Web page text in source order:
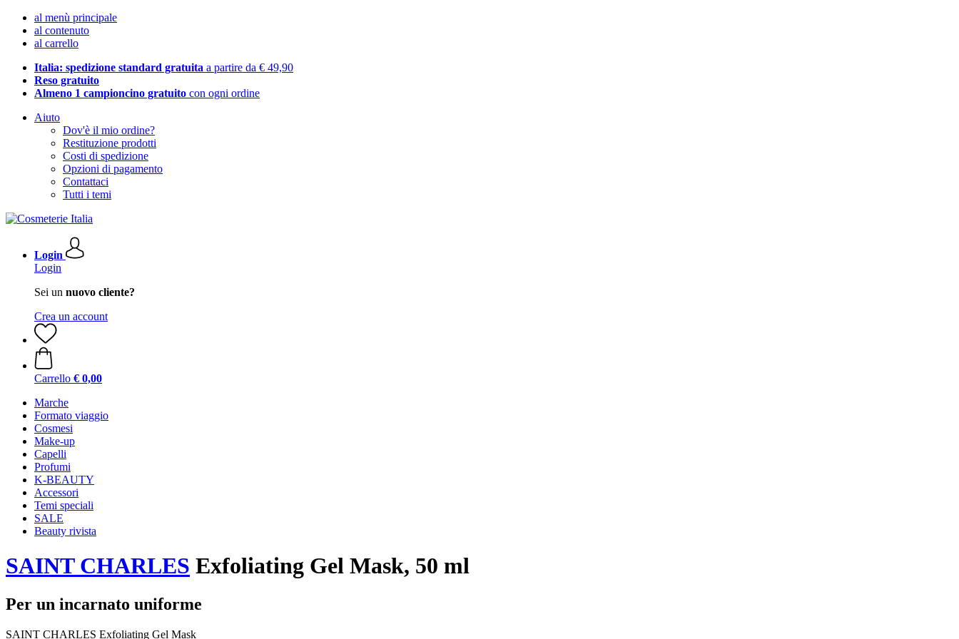
al menù principale
al contenuto
al carrello
Italia: spedizione standard gratuita a partire da € 49,90
Reso gratuito
Almeno 1 campioncino gratuito con ogni ordine
Aiuto
Dov'è il mio ordine?
Restituzione prodotti
Costi di spedizione
Opzioni di pagamento
Contattaci
Tutti i temi
Login
Login
Sei un nuovo cliente?
Crea un account
Carrello € 0,00
Marche
Formato viaggio
Cosmesi
Make-up
Capelli
Profumi
K-BEAUTY
Accessori
Temi speciali
SALE
Beauty rivista
SAINT CHARLES Exfoliating Gel Mask, 50 ml
Per un incarnato uniforme
SAINT CHARLES Exfoliating Gel Mask